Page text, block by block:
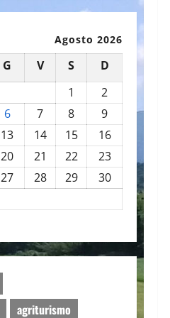
Agosto 2026
G V S
D
1
2
6 7 8
9
13 14 15
16
20 21 22
23
27 28 29
30
agriturismo